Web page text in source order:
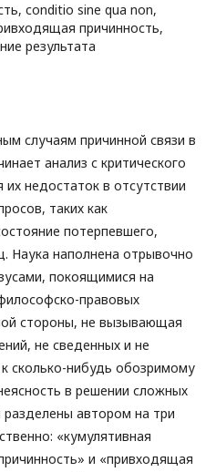
conditio sine qua non,
причинность,
результата
случаям причинной связи в
анализ с критического
недостаток в отсутствии
таких как
потерпевшего,
Наука наполнена отрывочно
покоящимися на
правовых
стороны, не вызывающая
не сведенных и не
сколько-нибудь обозримому
в решении сложных
разделены автором на три
«кумулятивная
и «привходящая